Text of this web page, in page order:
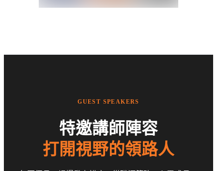
GUEST SPEAKERS
特邀講師陣容
打開視野的領路人